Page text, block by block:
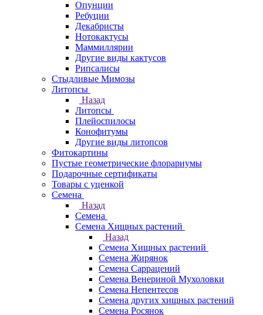
Опунции
Ребуции
Декабристы
Нотокактусы
Маммиллярии
Другие виды кактусов
Рипсалисы
Стыдливые Мимозы
Литопсы
Назад
Литопсы
Плейоспилосы
Конофитумы
Другие виды литопсов
Фитокартины
Пустые геометрические флорариумы
Подарочные сертификаты
Товары с уценкой
Семена
Назад
Семена
Семена Хищных растений
Назад
Семена Хищных растений
Семена Жирянок
Семена Саррацений
Семена Венериной Мухоловки
Семена Непентесов
Семена других хищных растений
Семена Росянок